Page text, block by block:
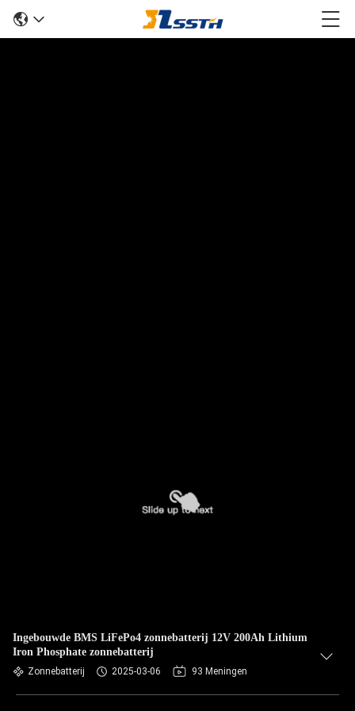
Ingebouwde BMS LiFePo4 zonnebatterij 12V 200Ah Lithium
Iron Phosphate zonnebatterij
Zonnebatterij 2025-03-06 93 Meningen